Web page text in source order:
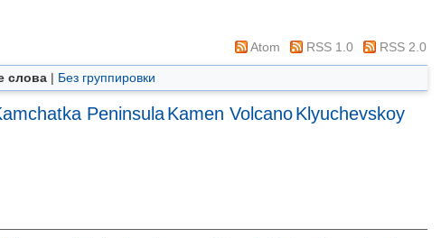
Atom RSS 1.0 RSS 2.0
слова | Без группировки
PeninsulaKamen VolcanoKlyuchevskoy